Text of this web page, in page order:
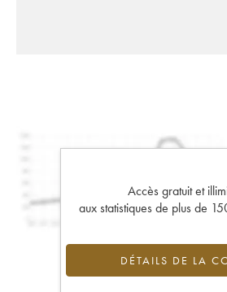
Accès gratuit et
aux statistiques de plus de
DÉTAILS DE LA